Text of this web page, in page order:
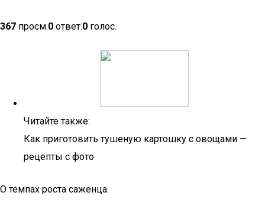
367 просм.0 ответ.0 голос.
Читайте также:
Как приготовить тушеную картошку с овощами —
рецепты с фото
О темпах роста саженца.